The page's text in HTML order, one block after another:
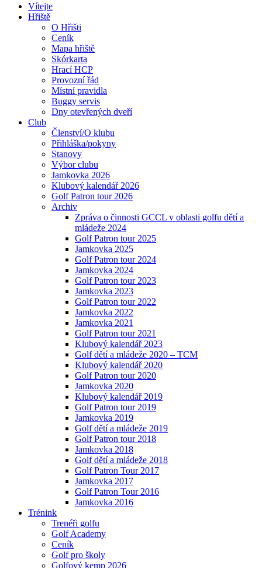
Vítejte
Hřiště
O Hřišti
Ceník
Mapa hřiště
Skórkarta
Hrací HCP
Provozní řád
Místní pravidla
Buggy servis
Dny otevřených dveří
Club
Členství/O klubu
Přihláška/pokyny
Stanovy
Výbor clubu
Jamkovka 2026
Klubový kalendář 2026
Golf Patron tour 2026
Archiv
Zpráva o činnosti GCCL v oblasti golfu dětí a
mládeže 2024
Golf Patron tour 2025
Jamkovka 2025
Golf Patron tour 2024
Jamkovka 2024
Golf Patron tour 2023
Jamkovka 2023
Golf Patron tour 2022
Jamkovka 2022
Jamkovka 2021
Golf Patron tour 2021
Klubový kalendář 2023
Golf dětí a mládeže 2020 – TCM
Klubový kalendář 2020
Golf Patron tour 2020
Jamkovka 2020
Klubový kalendář 2019
Golf Patron tour 2019
Jamkovka 2019
Golf dětí a mládeže 2019
Golf Patron tour 2018
Jamkovka 2018
Golf dětí a mládeže 2018
Golf Patron Tour 2017
Jamkovka 2017
Golf Patron Tour 2016
Jamkovka 2016
Trénink
Trenéři golfu
Golf Academy
Ceník
Golf pro školy
Golfový kemp 2026